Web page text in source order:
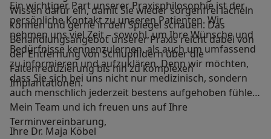
Wissen dafür ein, damit Sie wieder sorgenfrei lächeln
können und gerne in den Spiegel schauen. Das
Behandlungsangebot unserer Praxis reicht dabei von
der Entfernung von Schlupflidern über die
Faltenreduzierung bis hin zu komplexen
Implantationen.
Ein wichtiger Part unserer Praxisphilosophie ist der
persönliche Kontakt zu unseren Patienten. Wir
nehmen uns viel Zeit – sowohl, um Ihre Wünsche und
Bedürfnisse kennenzulernen, als auch um umfassend
zu informieren und aufzuklären. Denn wir möchten,
dass Sie sich bei uns nicht nur medizinisch, sondern
auch menschlich jederzeit bestens aufgehoben fühlen.
Mein Team und ich freuen uns auf Ihre
Terminvereinbarung,
Ihre Dr. Maja Köbel